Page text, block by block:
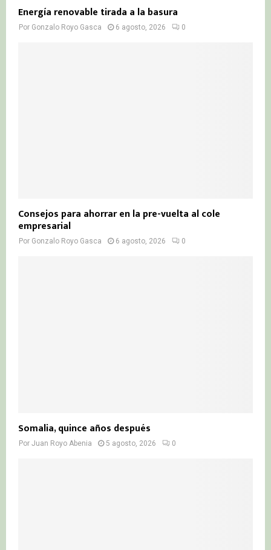
Energía renovable tirada a la basura
Por Gonzalo Royo Gasca 6 agosto, 2026 0
Consejos para ahorrar en la pre-vuelta al cole
empresarial
Por Gonzalo Royo Gasca 6 agosto, 2026 0
Somalia, quince años después
Por Juan Royo Abenia 5 agosto, 2026 0